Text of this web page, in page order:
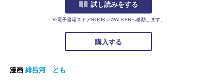
試し読みをする
※電子書籍ストアBOOK☆WALKERへ移動します。
購入する
漫画 緋呂河 とも